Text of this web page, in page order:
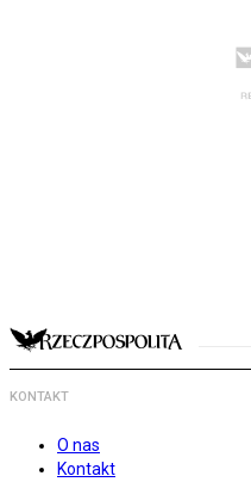
KONTAKT
O nas
Kontakt